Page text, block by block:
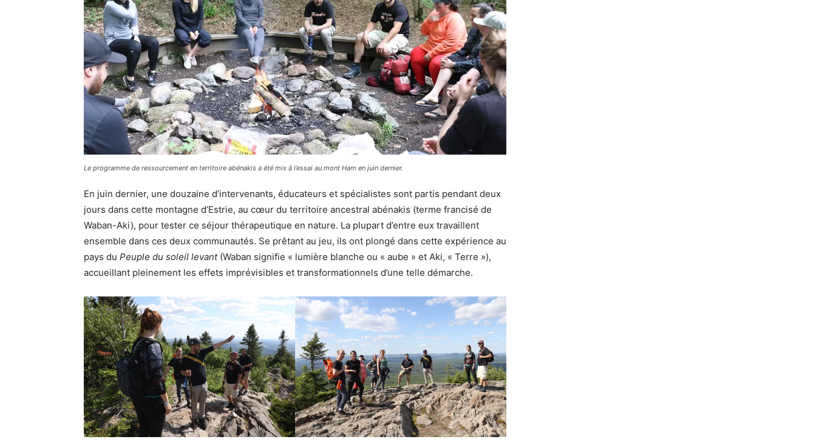
Le programme de ressourcement en territoire abénakis a été mis à l’essai au mont Ham en juin dernier.
En juin dernier, une douzaine d’intervenants, éducateurs et spécialistes sont partis pendant deux
jours dans cette montagne d’Estrie, au cœur du territoire ancestral abénakis (terme francisé de
Waban-Aki), pour tester ce séjour thérapeutique en nature. La plupart d’entre eux travaillent
ensemble dans ces deux communautés. Se prêtant au jeu, ils ont plongé dans cette expérience au
pays du Peuple du soleil levant (Waban signifie « lumière blanche ou « aube » et Aki, « Terre »),
accueillant pleinement les effets imprévisibles et transformationnels d’une telle démarche.